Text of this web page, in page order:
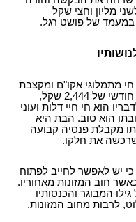
מליון וחצי שקל
במעמד של פושט רגל.
מתמלוגי אקו"ם ומקצבת
זקנה. הוא מקבל מביטוח לאומי סכום חודשי של 2,444 שקל,
של 1,500 שקל. לדבריו הוא חי חיי דלות ועוני
ובתו הוא טוב. הבת היא
מקבלת פנסיה קבועה
את חלקו.
יש לאפשר לחייב לפתוח
חוב המזונות מאחוריו.
המבוגר והכנסותיו
לרבות מחוב המזונות.